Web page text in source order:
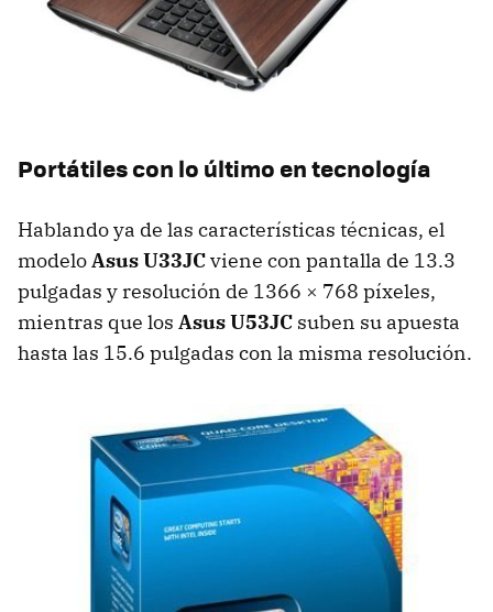
Portátiles con lo último en tecnología
Hablando ya de las características técnicas, el
modeloAsus U33JCviene con pantalla de 13.3
pulgadas y resolución de 1366 × 768 píxeles,
mientras que los Asus U53JC suben su apuesta
hasta las 15.6 pulgadas con la misma resolución.